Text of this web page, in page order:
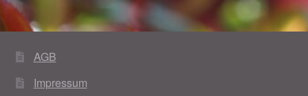
Im Gedenken an
Impressum
Karneval 2015 – Schmuck zu Fasching & Co.
AGB
Impressum